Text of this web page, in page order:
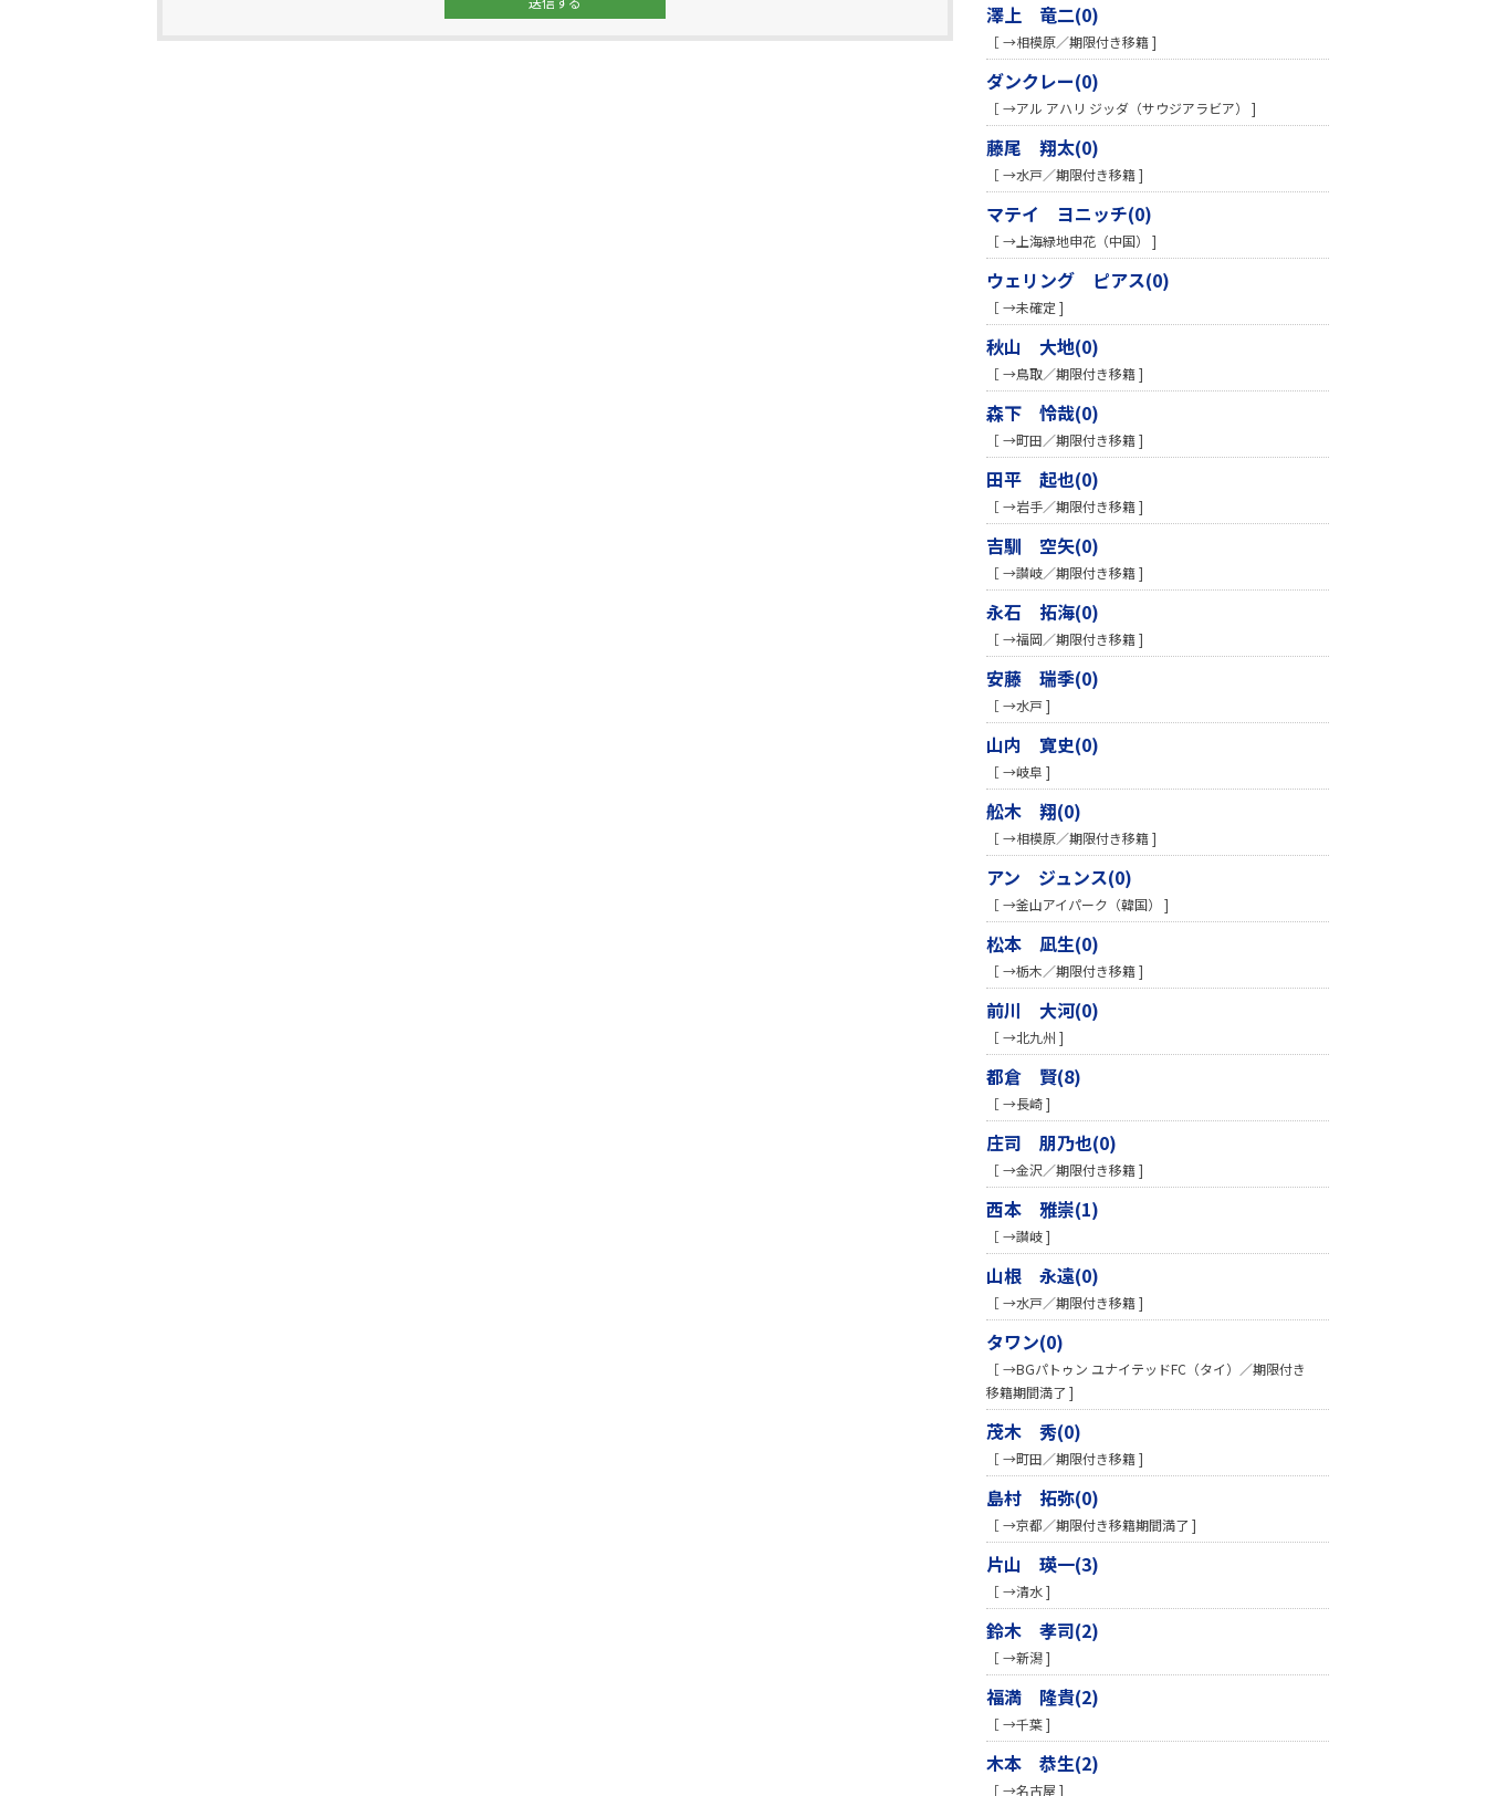
澤上 竜二(0)
［ →相模原／期限付き移籍 ]
ダンクレー(0)
［ →アル アハリ ジッダ（サウジアラビア） ]
藤尾 翔太(0)
［ →水戸／期限付き移籍 ]
マテイ ヨニッチ(0)
［ →上海緑地申花（中国） ]
ウェリング ピアス(0)
［ →未確定 ]
秋山 大地(0)
［ →鳥取／期限付き移籍 ]
森下 怜哉(0)
［ →町田／期限付き移籍 ]
田平 起也(0)
［ →岩手／期限付き移籍 ]
吉馴 空矢(0)
［ →讃岐／期限付き移籍 ]
永石 拓海(0)
［ →福岡／期限付き移籍 ]
安藤 瑞季(0)
［ →水戸 ]
山内 寛史(0)
［ →岐阜 ]
舩木 翔(0)
［ →相模原／期限付き移籍 ]
アン ジュンス(0)
［ →釜山アイパーク（韓国） ]
松本 凪生(0)
［ →栃木／期限付き移籍 ]
前川 大河(0)
［ →北九州 ]
都倉 賢(8)
［ →長崎 ]
庄司 朋乃也(0)
［ →金沢／期限付き移籍 ]
西本 雅崇(1)
［ →讃岐 ]
山根 永遠(0)
［ →水戸／期限付き移籍 ]
タワン(0)
［ →BGパトゥン ユナイテッドFC（タイ）／期限付き
移籍期間満了 ]
茂木 秀(0)
［ →町田／期限付き移籍 ]
島村 拓弥(0)
［ →京都／期限付き移籍期間満了 ]
片山 瑛一(3)
［ →清水 ]
鈴木 孝司(2)
［ →新潟 ]
福満 隆貴(2)
［ →千葉 ]
木本 恭生(2)
［ →名古屋 ]